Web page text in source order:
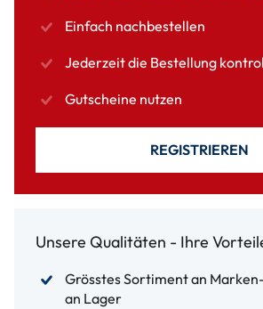
Einfach nachbestellen
Jederzeit die Bestellung
Gutscheine nutzen
REGISTRIEREN
Unsere Qualitäten - Ihre
Grösstes Sortiment an
an Lager